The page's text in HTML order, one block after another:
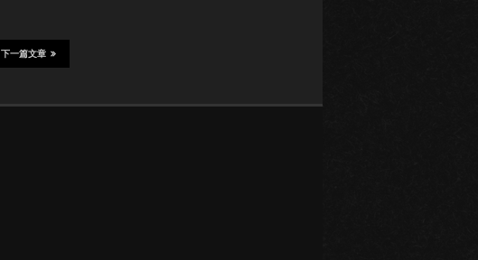
下一篇文章